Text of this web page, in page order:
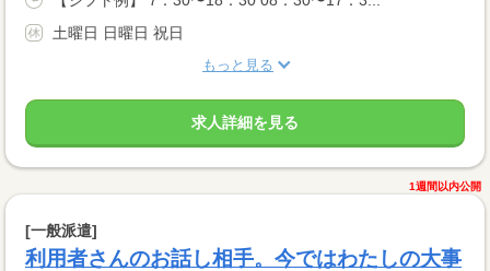
土曜日 日曜日 祝日
もっと見る
求人詳細を見る
1週間以内公開
[一般派遣]
利用者さんのお話し相手。今ではわたしの大事